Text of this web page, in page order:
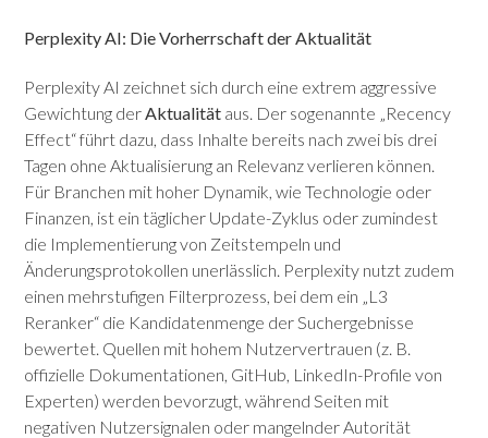
Perplexity AI: Die Vorherrschaft der Aktualität
Perplexity AI zeichnet sich durch eine extrem aggressive
Gewichtung derAktualität aus. Der sogenannte „Recency
Effect“ führt dazu, dass Inhalte bereits nach zwei bis drei
Tagen ohne Aktualisierung an Relevanz verlieren können.
Für Branchen mit hoher Dynamik, wie Technologie oder
Finanzen, ist ein täglicher Update-Zyklus oder zumindest
die Implementierung von Zeitstempeln und
Änderungsprotokollen unerlässlich. Perplexity nutzt zudem
einen mehrstufigen Filterprozess, bei dem ein „L3
Reranker“ die Kandidatenmenge der Suchergebnisse
bewertet. Quellen mit hohem Nutzervertrauen (z. B.
offizielle Dokumentationen, GitHub, LinkedIn-Profile von
Experten) werden bevorzugt, während Seiten mit
negativen Nutzersignalen oder mangelnder Autorität